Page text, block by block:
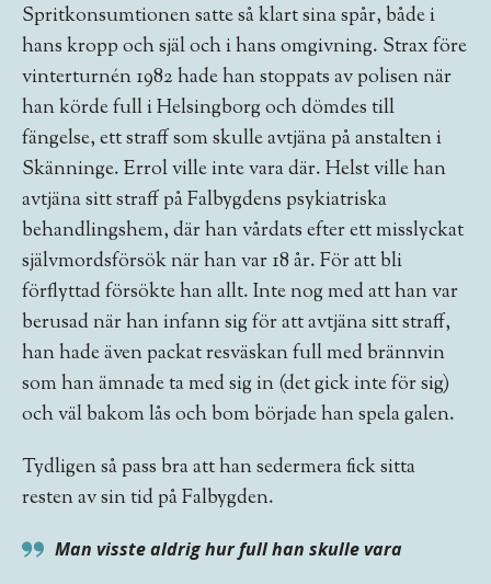
Spritkonsumtionen satte så klart sina spår, både i
hans kropp och själ och i hans omgivning. Strax före
vinterturnén 1982 hade han stoppats av polisen när
han körde full i Helsingborg och dömdes till
fängelse, ett straff som skulle avtjäna på anstalten i
Skänninge. Errol ville inte vara där. Helst ville han
avtjäna sitt straff på Falbygdens psykiatriska
behandlingshem, där han vårdats efter ett misslyckat
självmordsförsök när han var 18 år. För att bli
förflyttad försökte han allt. Inte nog med att han var
berusad när han infann sig för att avtjäna sitt straff,
han hade även packat resväskan full med brännvin
som han ämnade ta med sig in (det gick inte för sig)
och väl bakom lås och bom började han spela galen.
Tydligen så pass bra att han sedermera fick sitta
resten av sin tid på Falbygden.
Man visste aldrig hur full han skulle vara